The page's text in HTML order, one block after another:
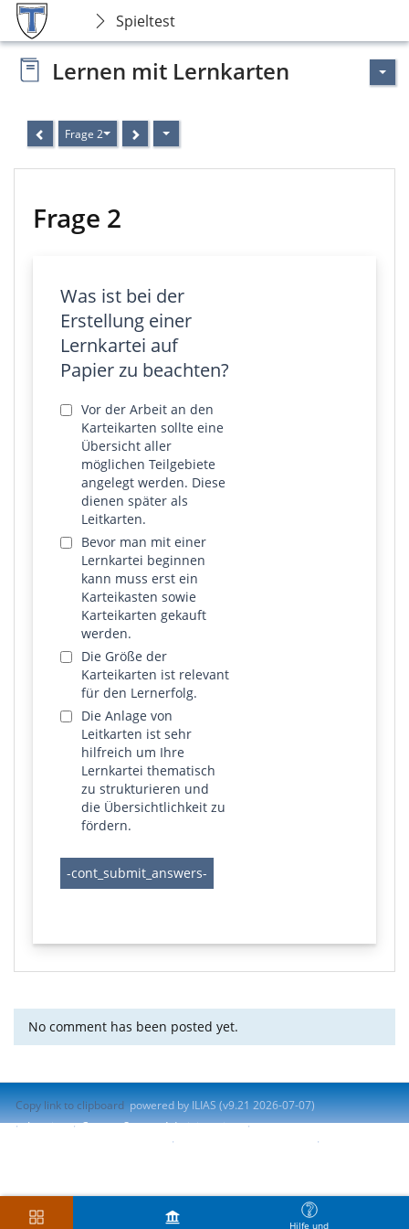
Spieltest
Hilfe und
Lernen mit Lernkarten
Frage 2
Frage 2
Was ist bei der
Erstellung einer
Lernkartei auf
Papier zu beachten?
Vor der Arbeit an den
Karteikarten sollte eine
Übersicht aller
möglichen Teilgebiete
angelegt werden. Diese
dienen später als
Leitkarten.
Bevor man mit einer
Lernkartei beginnen
kann muss erst ein
Karteikasten sowie
Karteikarten gekauft
werden.
Die Größe der
Karteikarten ist relevant
für den Lernerfolg.
Die Anlage von
Leitkarten ist sehr
hilfreich um Ihre
Lernkartei thematisch
zu strukturieren und
die Übersichtlichkeit zu
fördern.
No comment has been posted yet.
Copy link to clipboard powered by ILIAS (v9.21 2026-07-07)
Imprint
Contact System Administration